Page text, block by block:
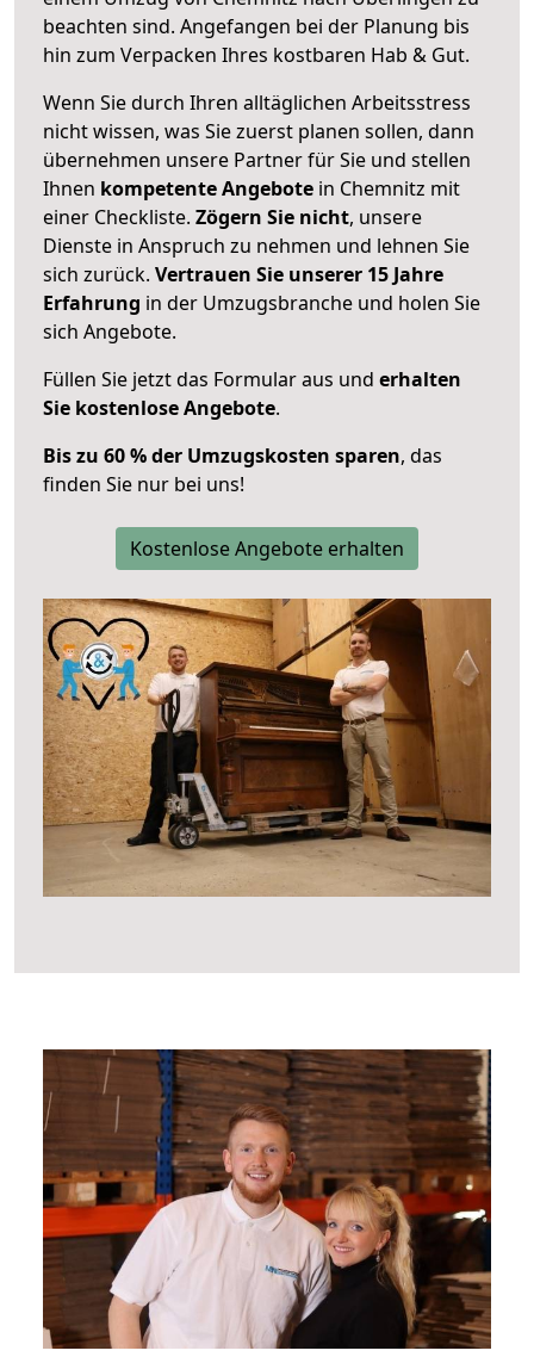
beachten sind. Angefangen bei der Planung bis
hin zum Verpacken Ihres kostbaren Hab & Gut.
Wenn Sie durch Ihren alltäglichen Arbeitsstress
nicht wissen, was Sie zuerst planen sollen, dann
übernehmen unsere Partner für Sie und stellen
Ihnen kompetente Angebote in Chemnitz mit
einer Checkliste. Zögern Sie nicht, unsere
Dienste in Anspruch zu nehmen und lehnen Sie
sich zurück. Vertrauen Sie unserer 15 Jahre
Erfahrung in der Umzugsbranche und holen Sie
sich Angebote.
Füllen Sie jetzt das Formular aus und erhalten
Sie kostenlose Angebote.
Bis zu 60 % der Umzugskosten sparen, das
finden Sie nur bei uns!
Kostenlose Angebote erhalten